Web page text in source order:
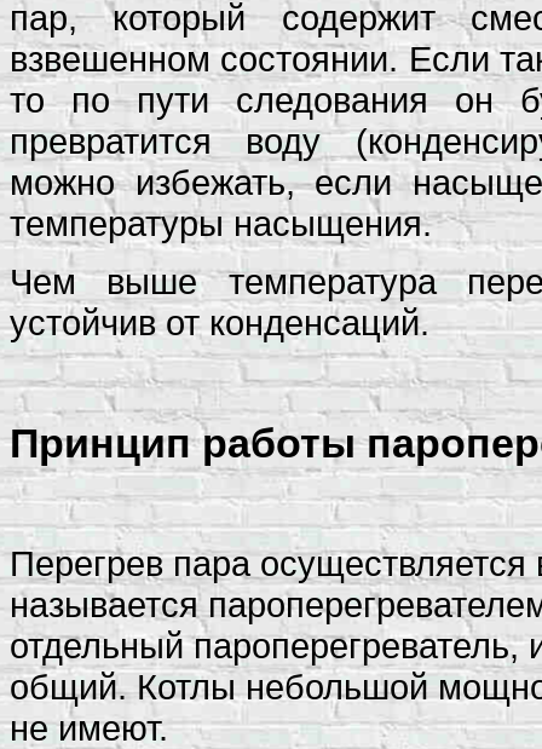
пар, который содержит
взвешенном состоянии. Если
то по пути следования он
превратится воду
можно избежать, если
температуры насыщения.
Чем выше температура
устойчив от конденсаций.
Принцип работы
Перегрев пара
называется
отдельный
общий. Котлы небольшой
не имеют.